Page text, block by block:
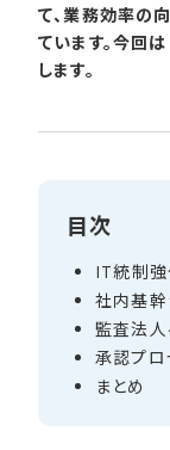
て、業務効率の
ています。今回
します。
目次
IT統制強
社内基幹
監査法
承認プロ
まとめ